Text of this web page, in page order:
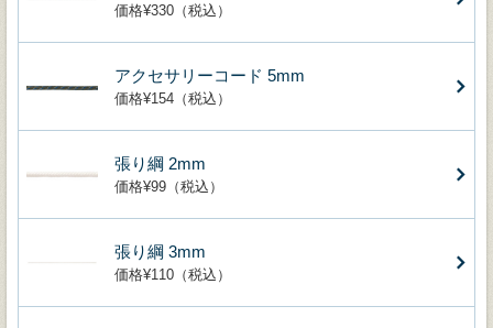
価格¥330（税込）
アクセサリーコード 5mm
価格¥154（税込）
張り綱 2mm
価格¥99（税込）
張り綱 3mm
価格¥110（税込）